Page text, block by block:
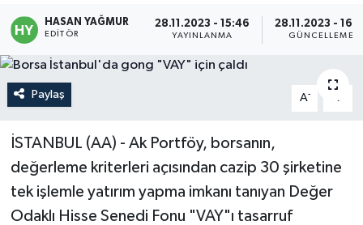
HASAN YAĞMUR
EDITÖR
28.11.2023 - 15:46
YAYINLANMA
28.11.2023 -
GÜNCELLEME
Paylaş A- A
İSTANBUL (AA) - Ak Portföy, borsanın,
değerleme kriterleri açısından cazip 30 şirketine
tek işlemle yatırım yapma imkanı tanıyan Değer
Odaklı Hisse Senedi Fonu "VAY"ı tasarruf
Politika
Spor
Teknoloji